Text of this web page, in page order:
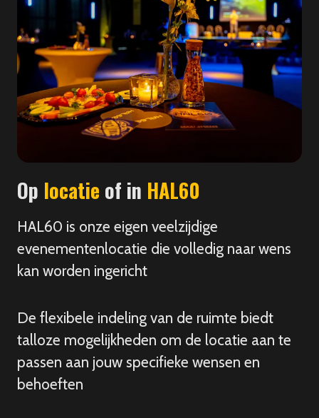
Op locatie of in HAL60
HAL60 is onze eigen veelzijdige
evenementenlocatie die volledig naar wens
kan worden ingericht
De flexibele indeling van de ruimte biedt
talloze mogelijkheden om de locatie aan te
passen aan jouw specifieke wensen en
behoeften